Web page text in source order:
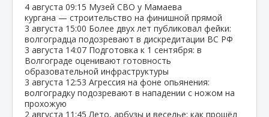
4 августа 09:15 Музей СВО у Мамаева
кургана — строительство на финишной прямой
3 августа 15:00 Более двух лет публиковал фейки:
волгоградца подозревают в дискредитации ВС РФ
3 августа 14:07 Подготовка к 1 сентября: в
Волгограде оценивают готовность
образовательной инфраструктуры
3 августа 12:53 Агрессия на фоне опьянения:
волгоградку подозревают в нападении с ножом на
прохожую
2 августа 11:45 Лето, арбузы и веселье: как прошёл